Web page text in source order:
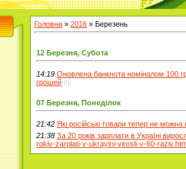
Головна » 2016 » Березень
12 Березня, Субота
14:19 Оновлена банкнота номіналом 100
грошей (0)
07 Березня, Понеділок
21:42 Які російські товари тепер не можна
21:38 За 20 років зарплати в Україні
rokiv-zarplati-v-ukrayini-virosli-v-60-